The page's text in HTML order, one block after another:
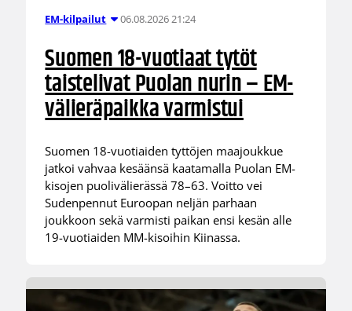
EM-kilpailut 06.08.2026 21:24
Suomen 18-vuotiaat tytöt
taistelivat Puolan nurin – EM-
välieräpaikka varmistui
Suomen 18-vuotiaiden tyttöjen maajoukkue
jatkoi vahvaa kesäänsä kaatamalla Puolan EM-
kisojen puolivälierässä 78–63. Voitto vei
Sudenpennut Euroopan neljän parhaan
joukkoon sekä varmisti paikan ensi kesän alle
19-vuotiaiden MM-kisoihin Kiinassa.